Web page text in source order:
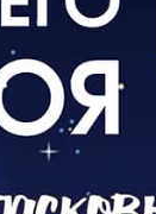
экотропе